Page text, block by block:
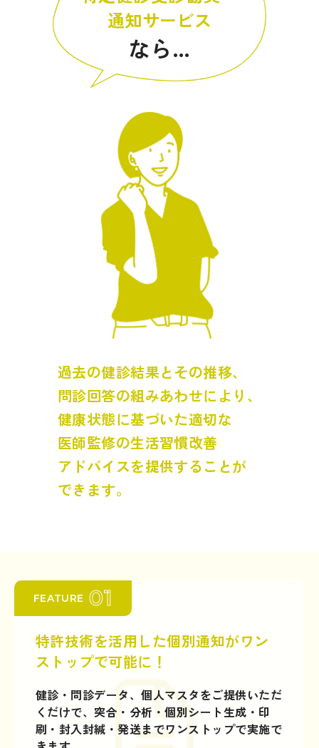
通知サービス
なら…
過去の健診結果とその推移、
問診回答の組みあわせにより、
健康状態に基づいた適切な
医師監修の生活習慣改善
アドバイスを提供することが
できます。
FEATURE 01
特許技術を活用した個別通知がワン
ストップで可能に！
健診・問診データ、個人マスタをご提供いただ
くだけで、突合・分析・個別シート生成・印
刷・封入封緘・発送までワンストップで実施で